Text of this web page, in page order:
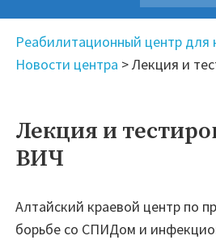
Реабилитационный центр для
Новости центра >Лекция и
Лекция и
ВИЧ
Алтайский краевой центр по
борьбе со СПИДом и